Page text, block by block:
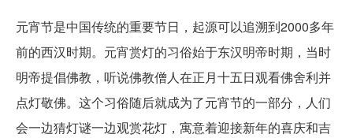
元宵节是中国传统的重要节日，起源可以追溯到2000多年
前的西汉时期。元宵赏灯的习俗始于东汉明帝时期，当时
明帝提倡佛教，听说佛教僧人在正月十五日观看佛舍利并
点灯敬佛。这个习俗随后就成为了元宵节的一部分，人们
会一边猜灯谜一边观赏花灯，寓意着迎接新年的喜庆和吉